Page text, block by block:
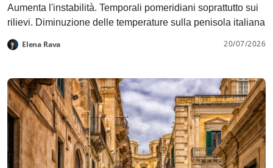
Aumenta l'instabilità. Temporali pomeridiani soprattutto sui
rilievi. Diminuzione delle temperature sulla penisola italiana
Elena Rava 20/07/2026